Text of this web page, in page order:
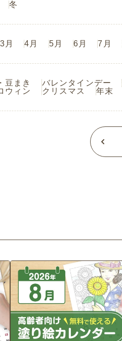
冬
3月 4月 5月 6月 7月
豆まき バレンタインデー
ウィン クリスマス 年末